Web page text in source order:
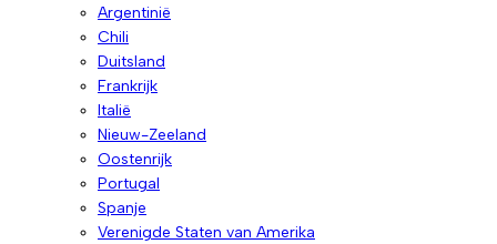
Argentinië
Chili
Duitsland
Frankrijk
Italië
Nieuw-Zeeland
Oostenrijk
Portugal
Spanje
Verenigde Staten van Amerika